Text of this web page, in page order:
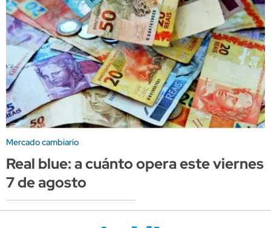
Mercado cambiario
Real blue: a cuánto opera este viernes
7 de agosto